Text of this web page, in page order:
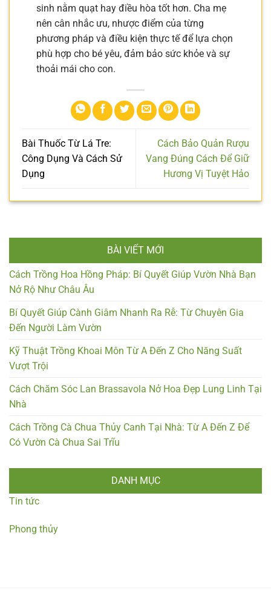
sinh nằm quạt hay điều hòa tốt hơn. Cha mẹ
nên cân nhắc ưu, nhược điểm của từng
phương pháp và điều kiện thực tế để lựa chọn
phù hợp cho bé yêu, đảm bảo sức khỏe và sự
thoải mái cho con.
Bài Thuốc Từ Lá Tre:
Công Dụng Và Cách Sử
Dụng
Cách Bảo Quản Rượu
Vang Đúng Cách Để Giữ
Hương Vị Tuyệt Hảo
BÀI VIẾT MỚI
Cách Trồng Hoa Hồng Pháp: Bí Quyết Giúp Vườn Nhà Bạn
Nở Rộ Như Châu Âu
Bí Quyết Giúp Cành Giâm Nhanh Ra Rễ: Từ Chuyên Gia
Đến Người Làm Vườn
Kỹ Thuật Trồng Khoai Môn Từ A Đến Z Cho Năng Suất
Vượt Trội
Cách Chăm Sóc Lan Brassavola Nở Hoa Đẹp Lung Linh Tại
Nhà
Cách Trồng Cà Chua Thủy Canh Tại Nhà: Từ A Đến Z Để
Có Vườn Cà Chua Sai Trĩu
DANH MỤC
Tin tức
Phong thủy